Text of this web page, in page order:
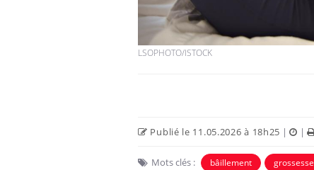
LSOPHOTO/ISTOCK
Publié le 11.05.2026 à 18h25 | |
Mots clés : bâillement grossesse